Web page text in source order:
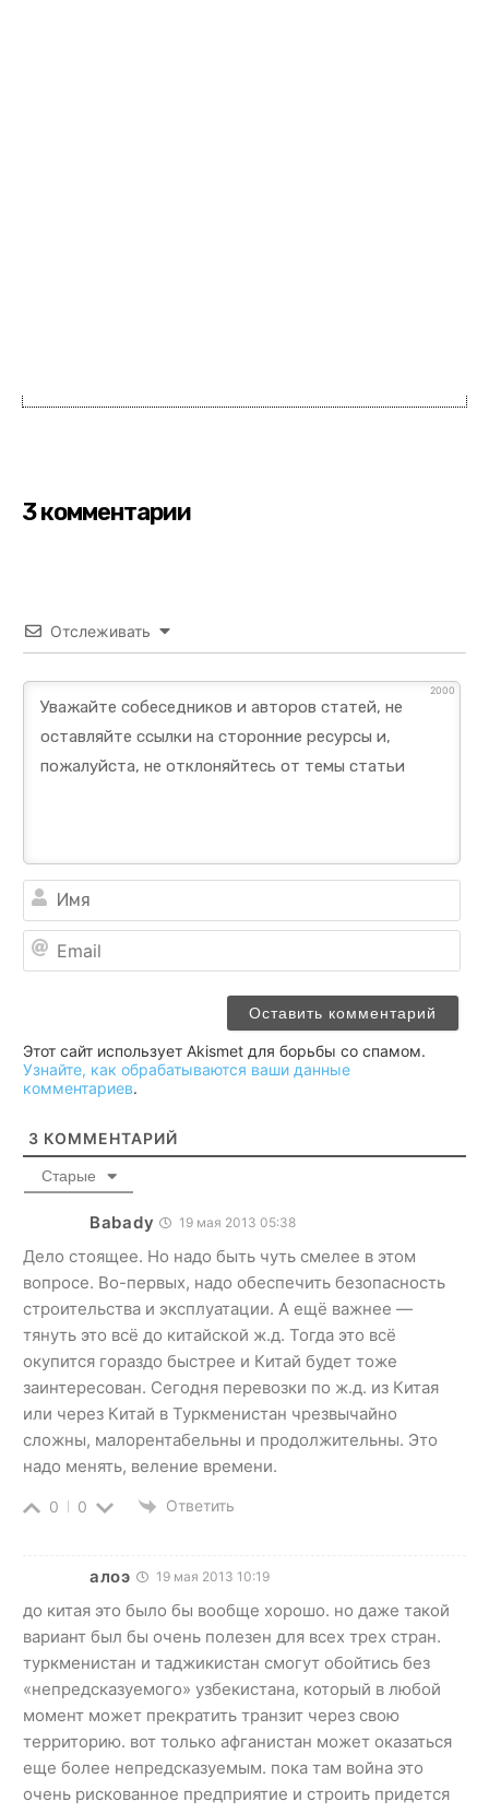
3 комментарии
Отслеживать
2000
Этот сайт использует Akismet для борьбы со спамом.
Узнайте, как обрабатываются ваши данные
комментариев.
3 КОММЕНТАРИЙ
Старые
Babady 19 мая 2013 05:38
Дело стоящее. Но надо быть чуть смелее в этом
вопросе. Во-первых, надо обеспечить безопасность
строительства и эксплуатации. А ещё важнее —
тянуть это всё до китайской ж.д. Тогда это всё
окупится гораздо быстрее и Китай будет тоже
заинтересован. Сегодня перевозки по ж.д. из Китая
или через Китай в Туркменистан чрезвычайно
сложны, малорентабельны и продолжительны. Это
надо менять, веление времени.
0 0 Ответить
алоэ 19 мая 2013 10:19
до китая это было бы вообще хорошо. но даже такой
вариант был бы очень полезен для всех трех стран.
туркменистан и таджикистан смогут обойтись без
«непредсказуемого» узбекистана, который в любой
момент может прекратить транзит через свою
территорию. вот только афганистан может оказаться
еще более непредсказуемым. пока там война это
очень рискованное предприятие и строить придется